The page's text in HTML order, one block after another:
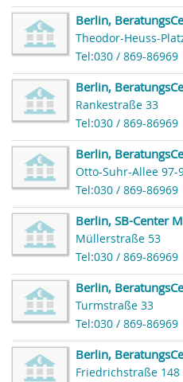
Berlin,
Theodor-Heuss-
Tel:030 / 869-86969
Berlin,
Rankestraße 33
Tel:030 / 869-86969
Berlin,
Otto-Suhr-Allee 97-
Tel:030 / 869-86969
Berlin, SB-Center
Müllerstraße 53
Tel:030 / 869-86969
Berlin,
Turmstraße 33
Tel:030 / 869-86969
Berlin,
Friedrichstraße 148